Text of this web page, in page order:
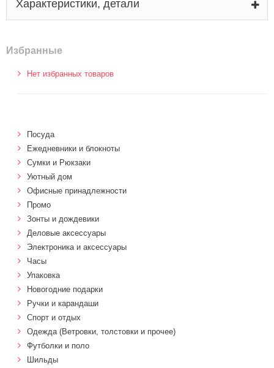
Характеристики, детали
Избранные
Нет избранных товаров
Посуда
Ежедневники и блокноты
Сумки и Рюкзаки
Уютный дом
Офисные принадлежности
Промо
Зонты и дождевики
Деловые аксессуары
Электроника и аксессуары
Часы
Упаковка
Новогодние подарки
Ручки и карандаши
Спорт и отдых
Одежда (Ветровки, толстовки и прочее)
Футболки и поло
Шильды